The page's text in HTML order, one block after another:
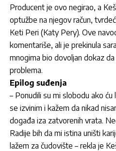
Producent je ovo negirao, a
optužbe na njegov račun,
Keti Peri (Katy Pery). Ove
komentariše, ali je prekinula
mnogima bio dovoljan dokaz
problema.
Epilog suđenja
– Ponudili su mi slobodu ako ću
se izvinim i kažem da nikad
događa iza zatvorenih vrata.
Radije bih da mi istina uništi
lažem za čudovište – rekla je